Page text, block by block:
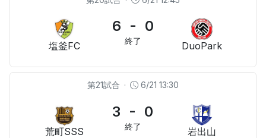
塩釜FC
6 - 0
終了 DuoPark
第21試合 · 6/21 13:30
荒町SSS
3 - 0
終了 岩出山